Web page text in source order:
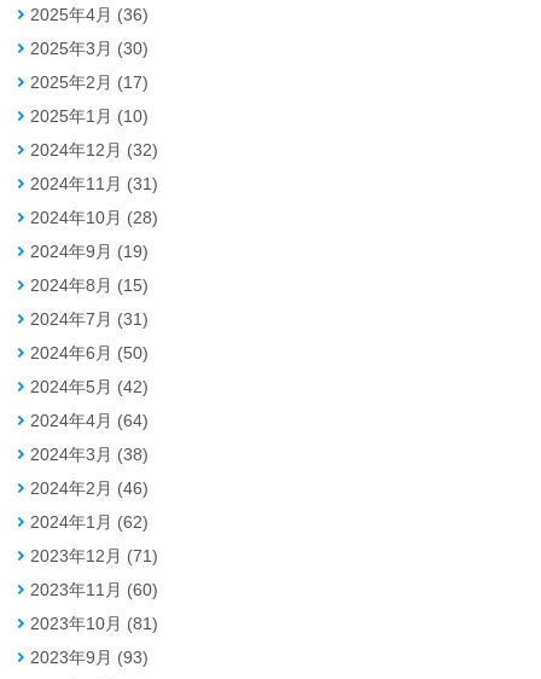
2025年4月 (36)
2025年3月 (30)
2025年2月 (17)
2025年1月 (10)
2024年12月 (32)
2024年11月 (31)
2024年10月 (28)
2024年9月 (19)
2024年8月 (15)
2024年7月 (31)
2024年6月 (50)
2024年5月 (42)
2024年4月 (64)
2024年3月 (38)
2024年2月 (46)
2024年1月 (62)
2023年12月 (71)
2023年11月 (60)
2023年10月 (81)
2023年9月 (93)